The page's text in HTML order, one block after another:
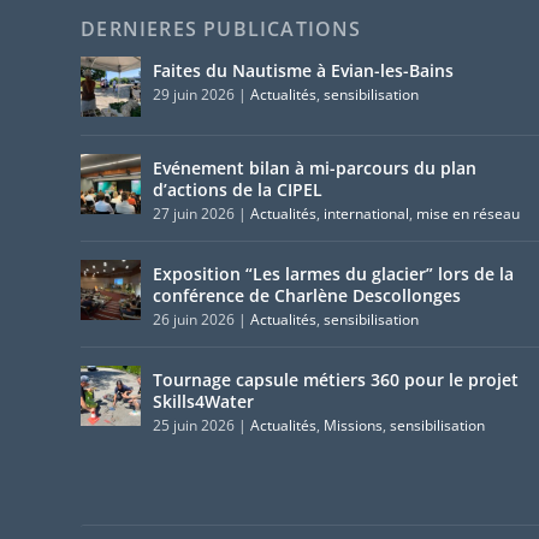
DERNIERES PUBLICATIONS
Faites du Nautisme à Evian-les-Bains
29 juin 2026 |Actualités,sensibilisation
Evénement bilan à mi-parcours du plan
d’actions de la CIPEL
27 juin 2026 |Actualités, international, mise en réseau
Exposition “Les larmes du glacier” lors de la
conférence de Charlène Descollonges
26 juin 2026 |Actualités,sensibilisation
Tournage capsule métiers 360 pour le projet
Skills4Water
25 juin 2026 |Actualités, Missions,sensibilisation